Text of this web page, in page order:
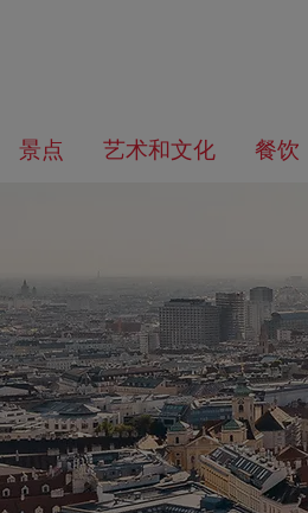
导
内
景点 艺术和文化 餐饮